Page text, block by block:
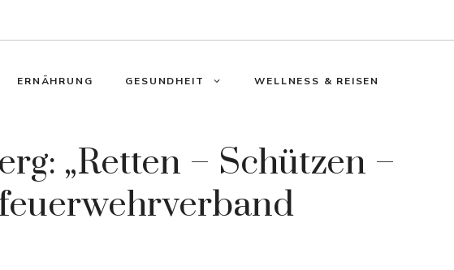
ERNÄHRUNG GESUNDHEIT WELLNESS & REISEN
„Retten – Schützen –